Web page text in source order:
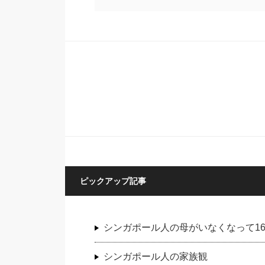
ピックアップ記事
シンガポール人の母がいなくなって
シンガポール人の家族観